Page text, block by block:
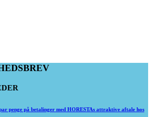
penge på betalinger med HORESTAs attraktive aftale hos